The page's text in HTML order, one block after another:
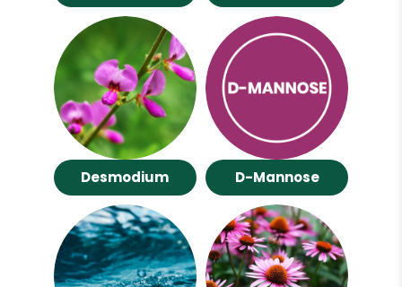
Desmodium D-Mannose